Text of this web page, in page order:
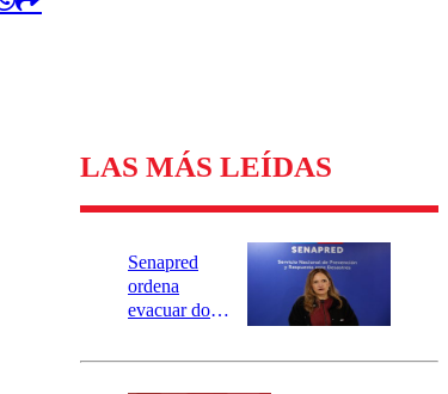
LAS MÁS LEÍDAS
Senapred
ordena
evacuar dos
Carahue por